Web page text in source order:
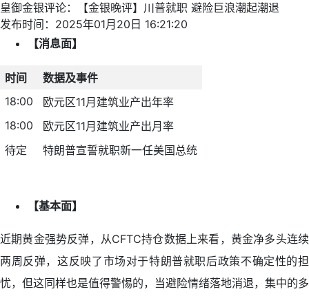
皇御金银评论：【金银晚评】川普就职 避险巨浪潮起潮退
发布时间：2025年01月20日 16:21:20
【消息面】
时间
数据及事件
18:00
欧元区11月建筑业产出年率
18:00
欧元区11月建筑业产出月率
待定
特朗普宣誓就职新一任美国总统
【基本面】
近期黄金强势反弹，从CFTC持仓数据上来看，黄金净多头连续
两周反弹，这反映了市场对于特朗普就职后政策不确定性的担
忧，但这同样也是值得警惕的，当避险情绪落地消退，集中的多